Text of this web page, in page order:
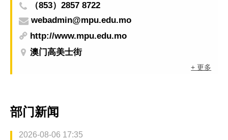
（853）2857 8722
webadmin@mpu.edu.mo
http://www.mpu.edu.mo
澳门高美士街
+ 更多
部门新闻
2026-08-06 17:35